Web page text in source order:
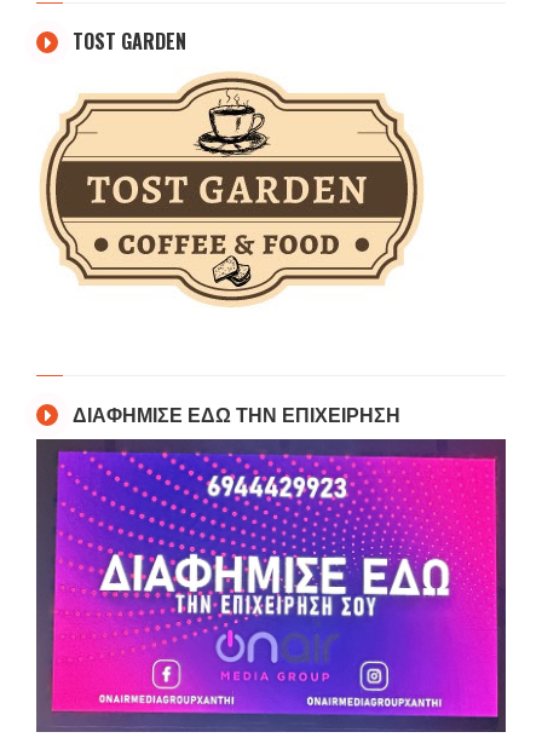
TOST GARDEN
ΔΙΑΦΗΜΙΣΕ ΕΔΩ ΤΗΝ ΕΠΙΧΕΙΡΗΣΗ